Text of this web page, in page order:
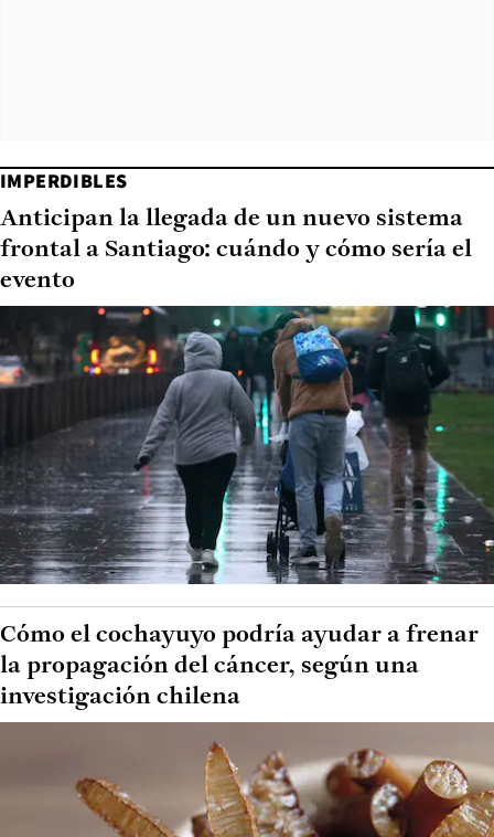
IMPERDIBLES
Anticipan la llegada de un nuevo sistema
frontal a Santiago: cuándo y cómo sería el
evento
Cómo el cochayuyo podría ayudar a frenar
la propagación del cáncer, según una
investigación chilena